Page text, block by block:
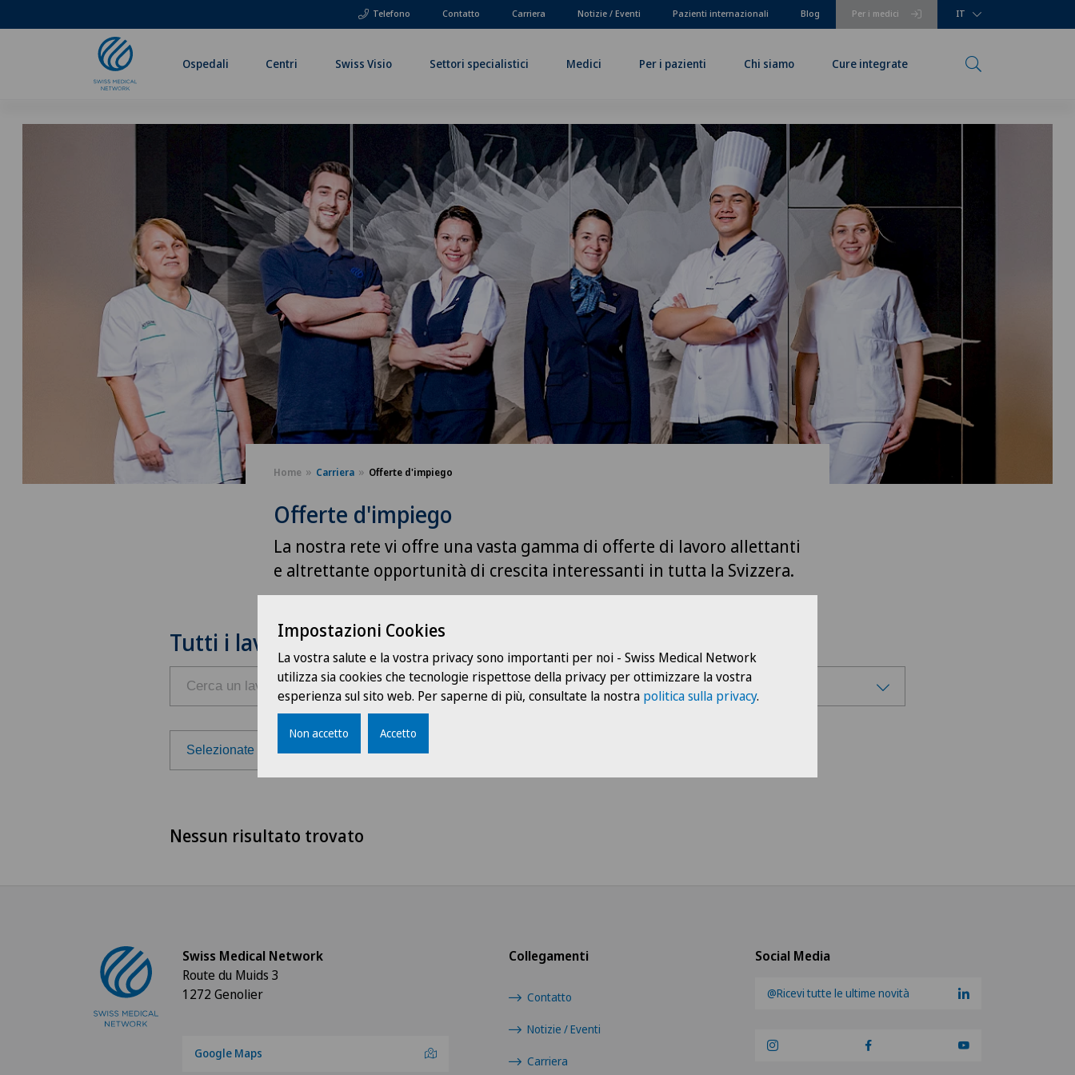
Telefono Per i medici
Contatto Carriera Notizie / Eventi Pazienti internazionali Blog IT
Ospedali Centri Swiss Visio Settori specialistici Medici Per i pazienti Chi siamo Cure integrate
Home Carriera Offerte d'impiego
Offerte d'impiego
La nostra rete vi offre una vasta gamma di offerte di lavoro allettanti
e altrettante opportunità di crescita interessanti in tutta la Svizzera.
Tutti i lavori
Medici indipendenti
Servizio pazienti
Gruppenpraxis Ittigen
Ärztezentrum Solothurn
Selezionate la regione
Svizzera francese
Nessun risultato trovato
Social Media
@Ricevi tutte le ultime novità
Collegamenti
Contatto
Notizie / Eventi
Carriera
Swiss Medical Network
Route du Muids 3
1272 Genolier
Google Maps
Impostazioni Cookies
La vostra salute e la vostra privacy sono importanti per noi - Swiss Medical Network
utilizza sia cookies che tecnologie rispettose della privacy per ottimizzare la vostra
esperienza sul sito web. Per saperne di più, consultate la nostra politica sulla privacy.
Non accetto Accetto